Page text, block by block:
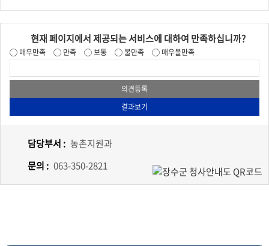
현재 페이지에서 제공되는 서비스에 대하여 만족하십니까?
매우만족 만족 보통 불만족 매우불만족
담당부서 : 농촌지원과
문의 : 063-350-2821